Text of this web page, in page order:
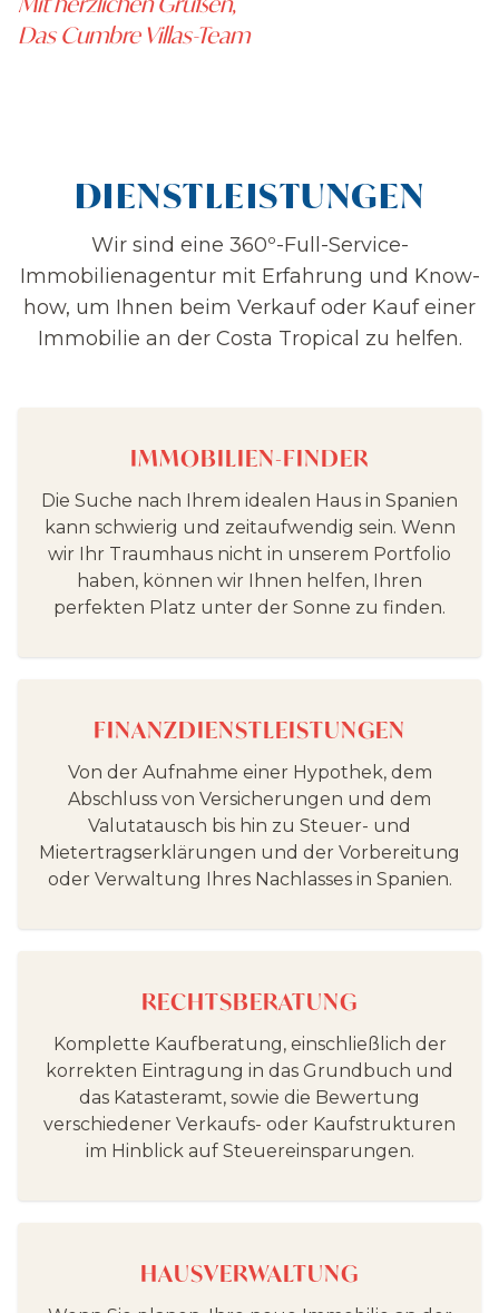
Das Cumbre Villas-Team
DIENSTLEISTUNGEN
Wir sind eine 360º-Full-Service-
Immobilienagentur mit Erfahrung und Know-
how, um Ihnen beim Verkauf oder Kauf einer
Immobilie an der Costa Tropical zu helfen.
IMMOBILIEN-FINDER
Die Suche nach Ihrem idealen Haus in Spanien
kann schwierig und zeitaufwendig sein. Wenn
wir Ihr Traumhaus nicht in unserem Portfolio
haben, können wir Ihnen helfen, Ihren
perfekten Platz unter der Sonne zu finden.
FINANZDIENSTLEISTUNGEN
Von der Aufnahme einer Hypothek, dem
Abschluss von Versicherungen und dem
Valutatausch bis hin zu Steuer- und
Mietertragserklärungen und der Vorbereitung
oder Verwaltung Ihres Nachlasses in Spanien.
RECHTSBERATUNG
Komplette Kaufberatung, einschließlich der
korrekten Eintragung in das Grundbuch und
das Katasteramt, sowie die Bewertung
verschiedener Verkaufs- oder Kaufstrukturen
im Hinblick auf Steuereinsparungen.
HAUSVERWALTUNG